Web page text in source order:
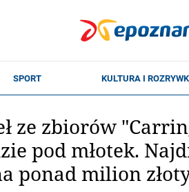
ze zbiorów
pod młotek.
ponad milion